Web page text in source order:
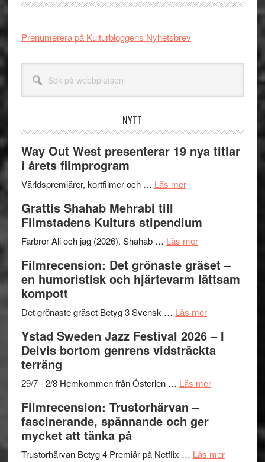
Prenumerera på Kulturbloggens Nyhetsbrev
webbplatsen
NYTT
Way Out West presenterar 19 nya titlar
i årets filmprogram
Världspremiärer, kortfilmer och … Läs merom
West
presenterar
nya
titlar
årets
Grattis Shahab Mehrabi till
Filmstadens Kulturs stipendium
Farbror Ali och jag (2026). Shahab … Läs merom
Shahab
Mehrabi
Filmstadens
stipendium
Filmrecension: Det grönaste gräset –
en humoristisk och hjärtevarm lättsam
kompott
Det grönaste gräset Betyg 3 Svensk … Läs merom
Det
grönaste
–
och
lättsam
Ystad Sweden Jazz Festival 2026 – I
Delvis bortom genrens vidsträckta
terräng
29/7 - 2/8 Hemkommen från Österlen … Läs merom
2026
Filmrecension: Trustorhärvan –
fascinerande, spännande och ger
mycket att tänka på
Trustorhärvan Betyg 4 Premiär på Netflix … Läs merom